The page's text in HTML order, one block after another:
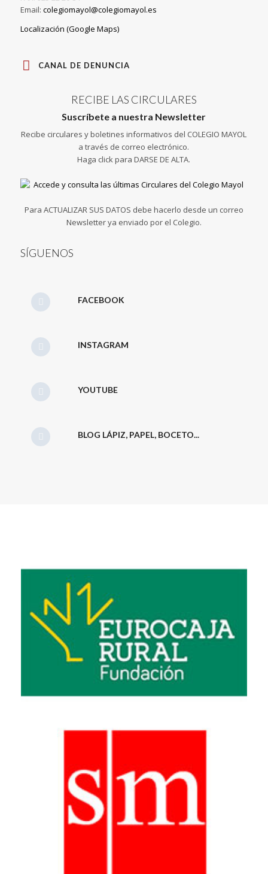
Email: colegiomayol@colegiomayol.es
Localización (Google Maps)
CANAL DE DENUNCIA
RECIBE LAS CIRCULARES
Suscríbete a nuestra Newsletter
Recibe circulares y boletines informativos del COLEGIO MAYOL
a través de correo electrónico.
Haga click para DARSE DE ALTA.
Para ACTUALIZAR SUS DATOS debe hacerlo desde un correo
Newsletter ya enviado por el Colegio.
SÍGUENOS
FACEBOOK
INSTAGRAM
YOUTUBE
BLOG LÁPIZ, PAPEL, BOCETO...